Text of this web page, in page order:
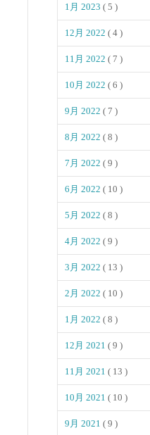
1月 2023 ( 5 )
12月 2022 ( 4 )
11月 2022 ( 7 )
10月 2022 ( 6 )
9月 2022 ( 7 )
8月 2022 ( 8 )
7月 2022 ( 9 )
6月 2022 ( 10 )
5月 2022 ( 8 )
4月 2022 ( 9 )
3月 2022 ( 13 )
2月 2022 ( 10 )
1月 2022 ( 8 )
12月 2021 ( 9 )
11月 2021 ( 13 )
10月 2021 ( 10 )
9月 2021 ( 9 )